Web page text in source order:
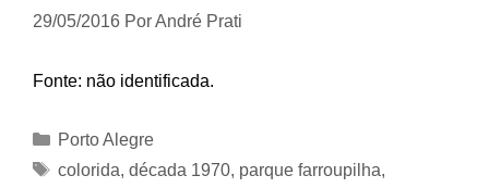
29/05/2016 PorAndré Prati
Fonte: não identificada.
Categorias
Porto Alegre
Tags
colorida, década 1970, parque farroupilha,